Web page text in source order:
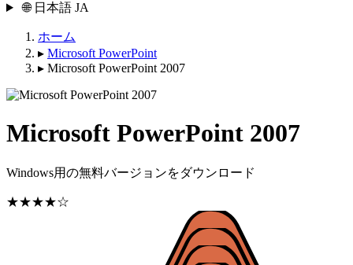
🌐 日本語 JA
ホーム
▸ Microsoft PowerPoint
▸ Microsoft PowerPoint 2007
Microsoft PowerPoint 2007
Windows用の無料バージョンをダウンロード
★★★★☆